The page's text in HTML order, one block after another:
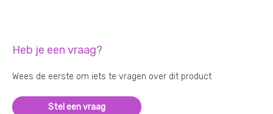
Heb je een vraag?
Wees de eerste om iets te vragen over dit product
Stel een vraag